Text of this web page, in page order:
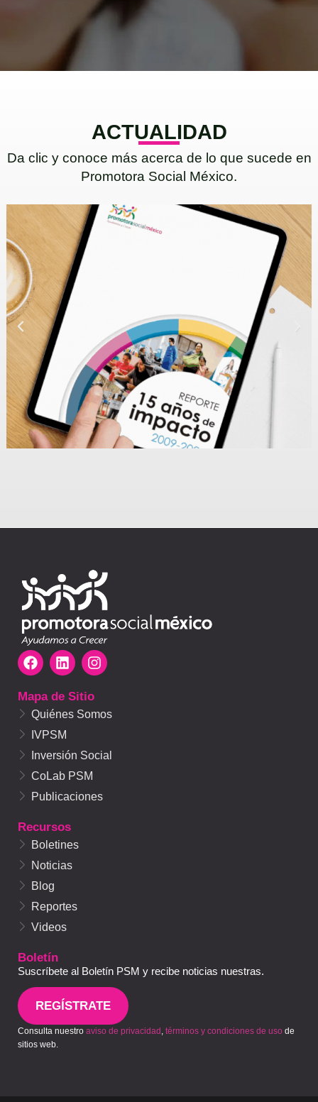
ACTUALIDAD
Da clic y conoce más acerca de lo que sucede en
Promotora Social México.
F
a
e
b
o
o
k
L
i
k
e
d
i
n
I
n
t
a
a
Mapa de Sitio
Quiénes Somos
IVPSM
Inversión Social
CoLab PSM
Publicaciones
Recursos
Boletines
Noticias
Blog
Reportes
Videos
Boletín
Suscríbete al Boletín PSM y recibe noticias nuestras.
REGÍSTRATE
Consulta nuestro aviso de privacidad , términos y condiciones de uso de
sitios web.